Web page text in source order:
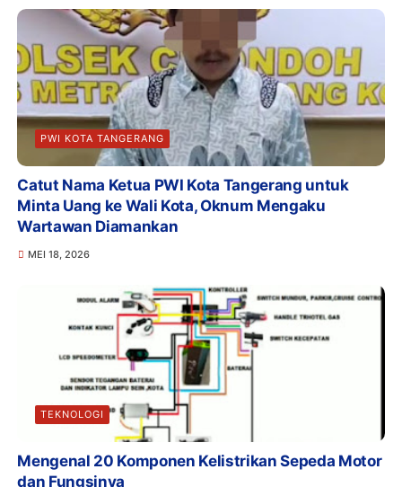
PWI KOTA TANGERANG
Catut Nama Ketua PWI Kota Tangerang untuk
Minta Uang ke Wali Kota, Oknum Mengaku
Wartawan Diamankan
MEI 18, 2026
TEKNOLOGI
Mengenal 20 Komponen Kelistrikan Sepeda Motor
dan Fungsinya